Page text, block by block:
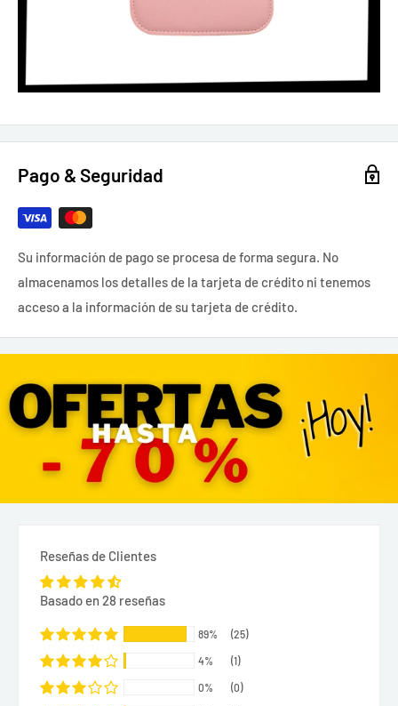
Pago & Seguridad
Su información de pago se procesa de forma segura. No
almacenamos los detalles de la tarjeta de crédito ni tenemos
acceso a la información de su tarjeta de crédito.
Reseñas de Clientes
Basado en 28 reseñas
89% (25)
4% (1)
0% (0)